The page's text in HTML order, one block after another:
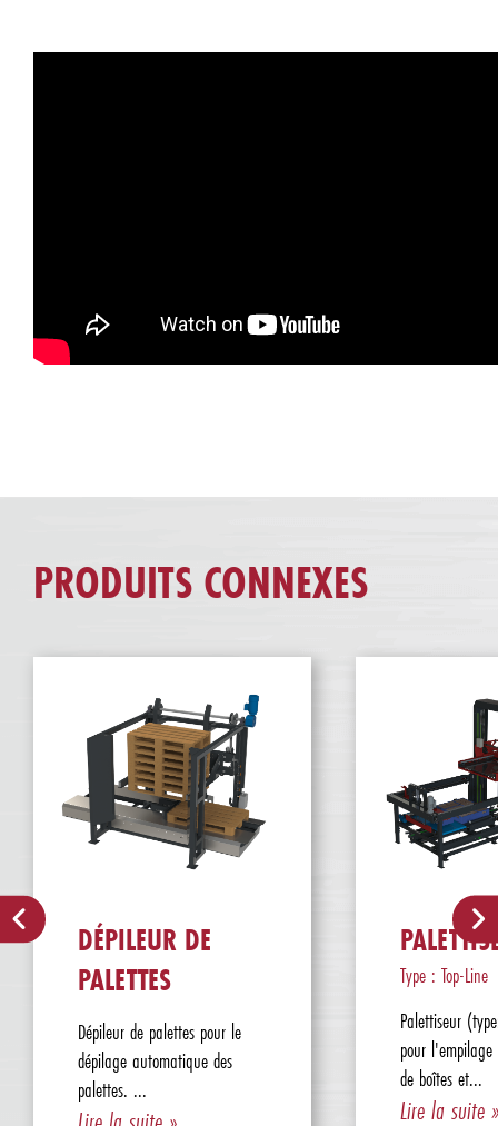
PRODUITS CONNEXES
DÉPILEUR DE
PALETTES
Dépileur de palettes pour le
dépilage automatique des
palettes. ...
Type : Top-Line
Palettiseur
pour
de boîtes et...
Lire la suite